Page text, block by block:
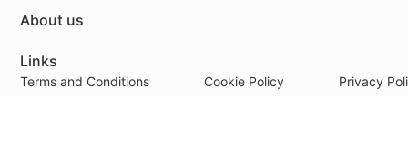
About us
Links
Terms and Conditions Cookie Policy Privacy